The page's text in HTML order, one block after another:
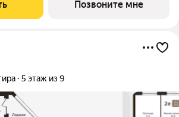
на стилобате, Образцовое
Позвоните мне
5 этаж из 9